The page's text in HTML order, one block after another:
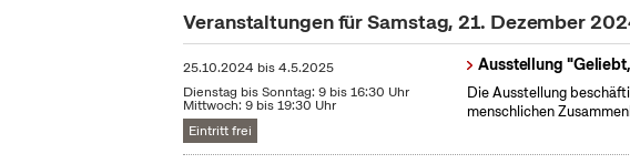
Veranstaltungen für Samstag, 21. Dezember
25.10.2024 bis4.5.2025
Dienstag bis Sonntag: 9 bis 16:30 Uhr
Mittwoch: 9 bis 19:30 Uhr
Eintritt frei
Ausstellung
Die Ausstellung
menschlichen